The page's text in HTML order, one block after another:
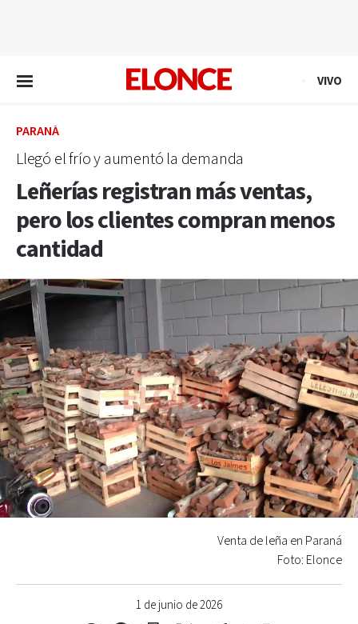
VIVO
PARANÁ
Llegó el frío y aumentó la demanda
Leñerías registran más ventas,
pero los clientes compran menos
cantidad
1 de junio de 2026
Venta de leña en Paraná
Foto: Elonce